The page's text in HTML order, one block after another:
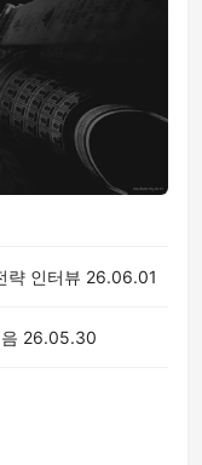
략 인터뷰 26.06.01
26.05.30